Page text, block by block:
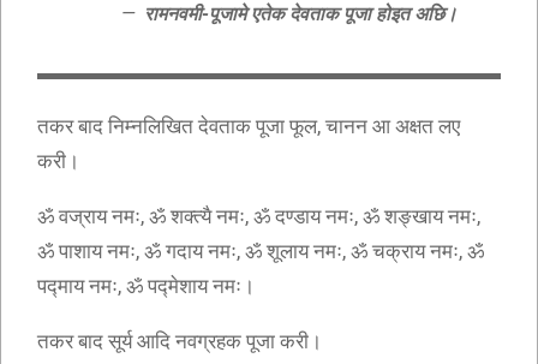
रामनवमी-पूजामे एतेक देवताक पूजा होइत अछि।
तकर बाद निम्नलिखित देवताक पूजा फूल, चानन आ अक्षत लए
करी।
ॐ वज्राय नमः, ॐ शक्त्यै नमः, ॐ दण्डाय नमः, ॐ शङ्खाय नमः,
ॐ पाशाय नमः, ॐ गदाय नमः, ॐ शूलाय नमः, ॐ चक्राय नमः, ॐ
पद्माय नमः, ॐ पद्मेशाय नमः।
तकर बाद सूर्य आदि नवग्रहक पूजा करी।